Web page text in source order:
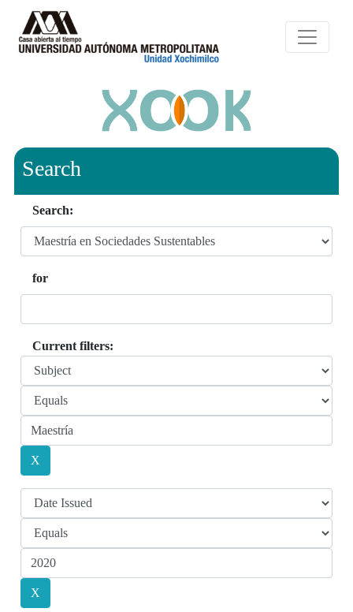
Search
Search:
for
Current filters: